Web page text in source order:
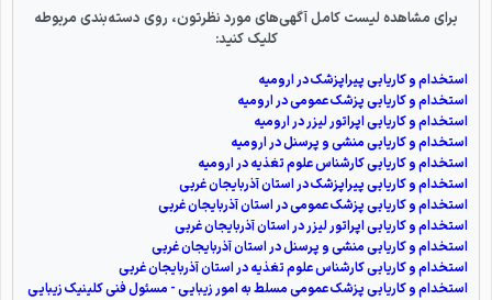
برای مشاهده لیست کامل آگهی‌های مورد نظرتون، روی دسته‌بندی مربوطه
کلیک کنید:
استخدام و کاریابی پیراپزشک در ارومیه
استخدام و کاریابی پزشک عمومی در ارومیه
استخدام و کاریابی اپراتور لیزر در ارومیه
استخدام و کاریابی منشی و پرسنل در ارومیه
استخدام و کاریابی کارشناس علوم تغذیه در ارومیه
استخدام و کاریابی پیراپزشک در استان آذربایجان غربی
استخدام و کاریابی پزشک عمومی در استان آذربایجان غربی
استخدام و کاریابی اپراتور لیزر در استان آذربایجان غربی
استخدام و کاریابی منشی و پرسنل در استان آذربایجان غربی
استخدام و کاریابی کارشناس علوم تغذیه در استان آذربایجان غربی
استخدام و کاریابی پزشک عمومی مسلط به امور زیبایی - مسئول فنی کلینیک زیبایی